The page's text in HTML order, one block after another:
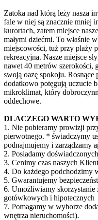
Zatoka nad którą leży nasza
fale w niej są znacznie mniej
kurortach, zatem miejsce
małymi dziećmi. To właśnie
miejscowości, tuż przy plaży
rekreacyjna. Nasze miejsce
nawet 40 metrów szerokości,
swoją oazę spokoju.
dodatkowo potęgują uczucie
mikroklimat, który
oddechowe.
DLACZEGO WARTO
1. Nie pobieramy prowizji
pierwotnego. * świadczymy
podnajmujemy i zarządzamy
2. Posiadamy
3. Cenimy czas naszych
4. Do każdego podchodzimy
5. Gwarantujemy
6. Umożliwiamy
gotówkowych i hipotecznych
7. Pomagamy w wyborze
wnętrza nieruchomości).